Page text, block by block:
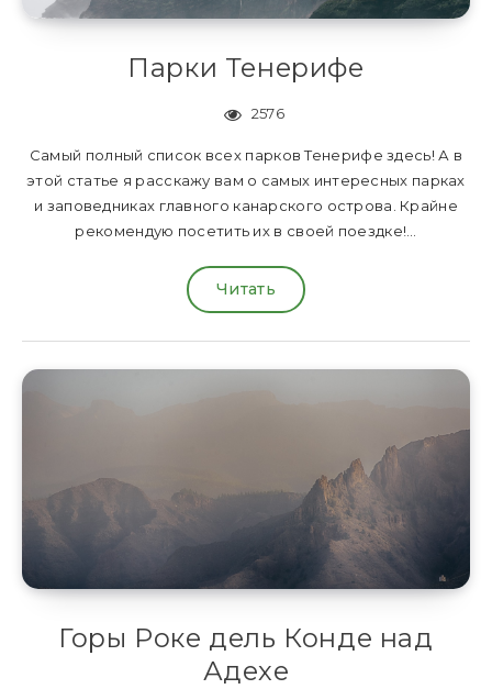
Парки Тенерифе
2576
Самый полный список всех парков Тенерифе здесь! А в
этой статье я расскажу вам о самых интересных парках
и заповедниках главного канарского острова. Крайне
рекомендую посетить их в своей поездке!…
Читать
Горы Роке дель Конде над
Адехе